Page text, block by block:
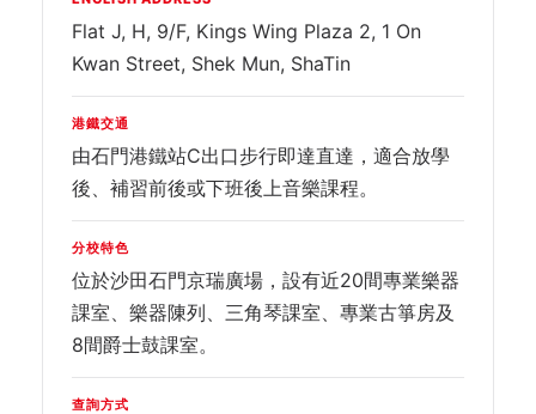
Flat J, H, 9/F, Kings Wing Plaza 2, 1 On
Kwan Street, Shek Mun, ShaTin
港鐵交通
由石門港鐵站C出口步行即達直達，適合放學
後、補習前後或下班後上音樂課程。
分校特色
位於沙田石門京瑞廣場，設有近20間專業樂器
課室、樂器陳列、三角琴課室、專業古箏房及
8間爵士鼓課室。
查詢方式